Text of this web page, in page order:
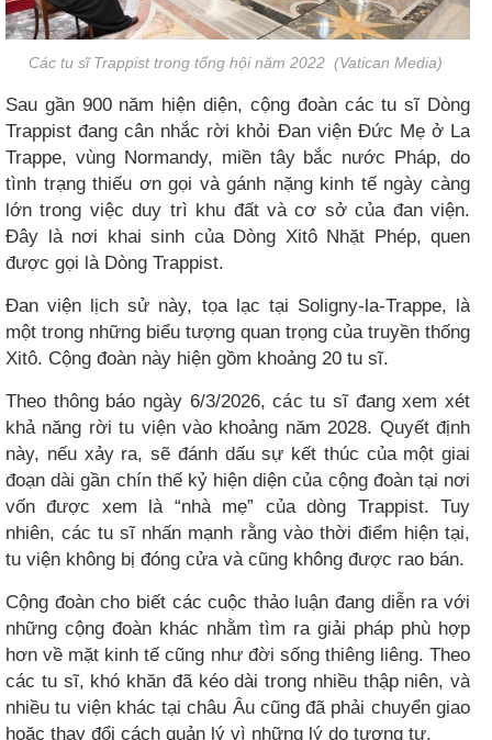
Các tu sĩ Trappist trong tổng hội năm 2022 (Vatican Media)
Sau gần 900 năm hiện diện, cộng đoàn các tu sĩ Dòng
Trappist đang cân nhắc rời khỏi Đan viện Đức Mẹ ở La
Trappe, vùng Normandy, miền tây bắc nước Pháp, do
tình trạng thiếu ơn gọi và gánh nặng kinh tế ngày càng
lớn trong việc duy trì khu đất và cơ sở của đan viện.
Đây là nơi khai sinh của Dòng Xitô Nhặt Phép, quen
được gọi là Dòng Trappist.
Đan viện lịch sử này, tọa lạc tại Soligny-la-Trappe, là
một trong những biểu tượng quan trọng của truyền thống
Xitô. Cộng đoàn này hiện gồm khoảng 20 tu sĩ.
Theo thông báo ngày 6/3/2026, các tu sĩ đang xem xét
khả năng rời tu viện vào khoảng năm 2028. Quyết định
này, nếu xảy ra, sẽ đánh dấu sự kết thúc của một giai
đoạn dài gần chín thế kỷ hiện diện của cộng đoàn tại nơi
vốn được xem là “nhà mẹ” của dòng Trappist. Tuy
nhiên, các tu sĩ nhấn mạnh rằng vào thời điểm hiện tại,
tu viện không bị đóng cửa và cũng không được rao bán.
Cộng đoàn cho biết các cuộc thảo luận đang diễn ra với
những cộng đoàn khác nhằm tìm ra giải pháp phù hợp
hơn về mặt kinh tế cũng như đời sống thiêng liêng. Theo
các tu sĩ, khó khăn đã kéo dài trong nhiều thập niên, và
nhiều tu viện khác tại châu Âu cũng đã phải chuyển giao
hoặc thay đổi cách quản lý vì những lý do tương tự.